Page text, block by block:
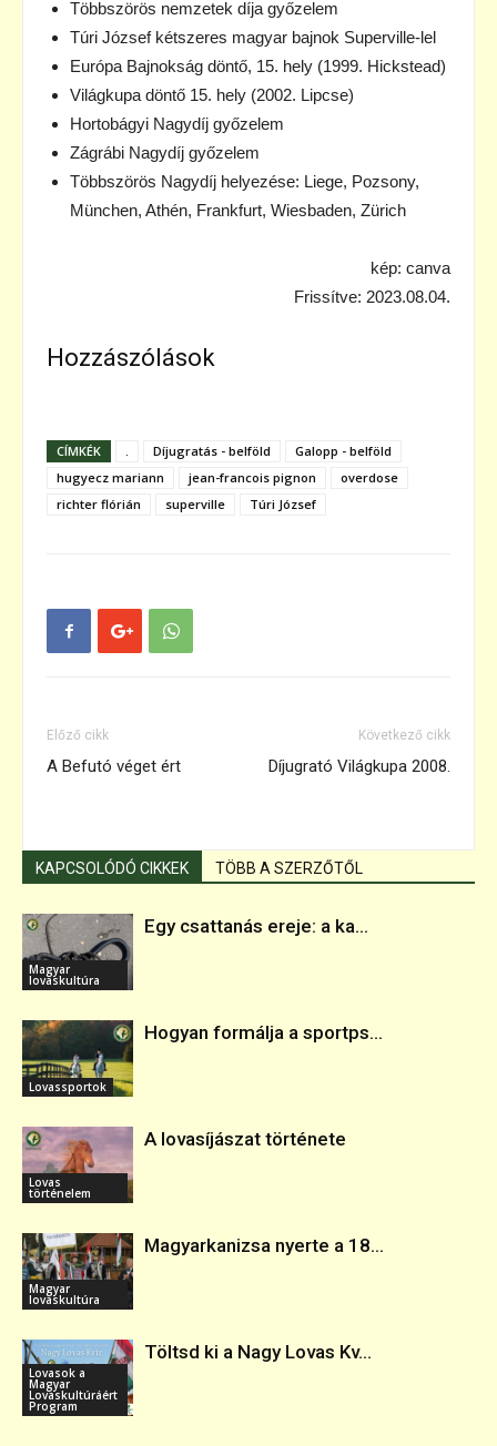
Többszörös nemzetek díja győzelem
Túri József kétszeres magyar bajnok Superville-lel
Európa Bajnokság döntő, 15. hely (1999. Hickstead)
Világkupa döntő 15. hely (2002. Lipcse)
Hortobágyi Nagydíj győzelem
Zágrábi Nagydíj győzelem
Többszörös Nagydíj helyezése: Liege, Pozsony,
München, Athén, Frankfurt, Wiesbaden, Zürich
kép: canva
Frissítve: 2023.08.04.
Hozzászólások
CÍMKÉK . Díjugratás - belföld
Galopp - belföld
hugyecz mariann
jean-francois pignon
overdose
richter flórián
superville Túri József
Előző cikk
A Befutó véget ért
Következő cikk
Díjugrató Világkupa 2008.
KAPCSOLÓDÓ CIKKEK TÖBB A SZERZŐTŐL
Magyar
lovaskultúra
Egy csattanás ereje: a ka...
Lovassportok
Hogyan formálja a sportps...
Lovas
történelem
A lovasíjászat története
Magyar
lovaskultúra
Magyarkanizsa nyerte a 18...
Lovasok a
Magyar
Lovaskultúráért
Program
Töltsd ki a Nagy Lovas Kv...